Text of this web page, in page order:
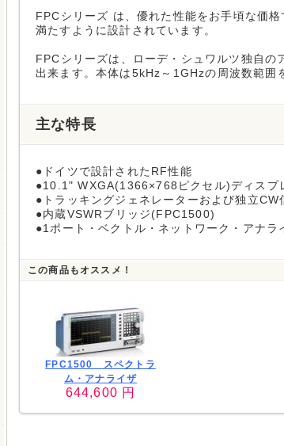
FPCシリーズ は、優れた性能をお手頃な価
満たすように設計されています。
FPCシリーズは、ローデ・シュワルツ独自
出来ます。本体は5kHz～1GHzの周波数範囲
主な特長
●ドイツで設計されたRF性能
●10.1" WXGA(1366×768ピクセル)ディスプ
●トラッキングジェネレーターおよび独立
●内蔵VSWRブリッジ(FPC1500)
●1ポート・ベクトル・ネットワーク・アナ
この商品もオススメ！
FPC1500 スペクトラ
ム・アナライザ
644,600 円